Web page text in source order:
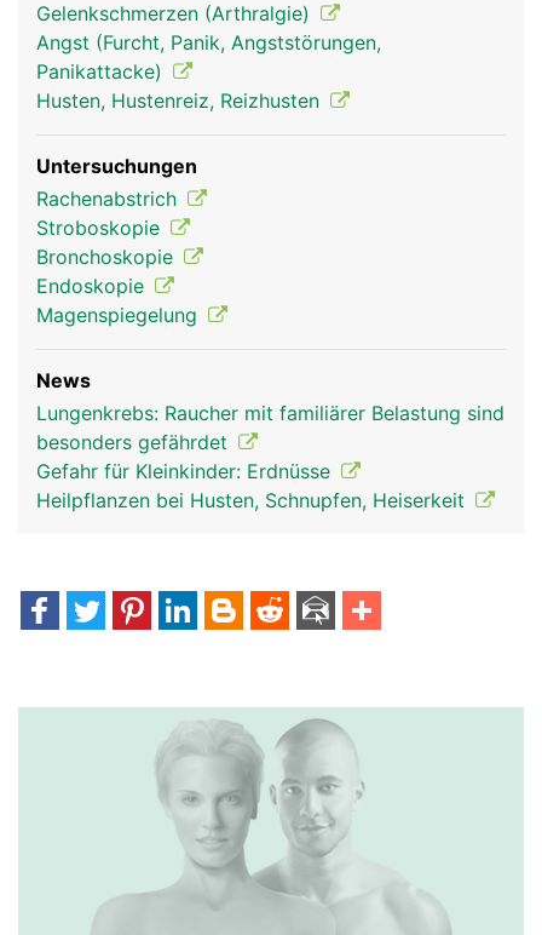
Luftröhre Frau
Luftröhre
Gelenkschmerzen (Arthralgie)
Angst (Furcht, Panik, Angststörungen,
Panikattacke)
Husten, Hustenreiz, Reizhusten
Untersuchungen
Rachenabstrich
Stroboskopie
Bronchoskopie
Endoskopie
Magenspiegelung
News
Lungenkrebs: Raucher mit familiärer Belastung sind
besonders gefährdet
Gefahr für Kleinkinder: Erdnüsse
Heilpflanzen bei Husten, Schnupfen, Heiserkeit